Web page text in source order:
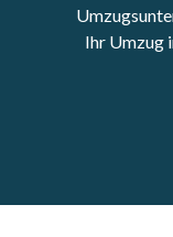
Ihr Umzug